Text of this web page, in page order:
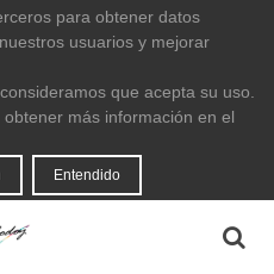
para obtener datos
usuarios y mejorar
que acepta su uso.
más información en el
Entendido